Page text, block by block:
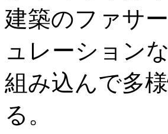
建築のファサ
ュレーション
組み込んで多
る。